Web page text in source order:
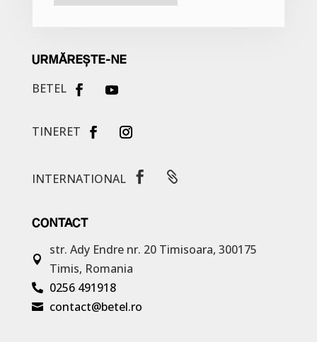
URMĂREȘTE-NE
BETEL
TINERET
INTERNATIONAL  
CONTACT

str. Ady Endre nr. 20 Timisoara, 300175
Timis, Romania
 0256 491918
 contact@betel.ro